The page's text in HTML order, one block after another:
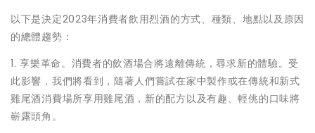
以下是決定2023年消費者飲用烈酒的方式、種類、地點以及原因
的總體趨勢：
1. 享樂革命。消費者的飲酒場合將遠離傳統，尋求新的體驗。受
此影響，我們將看到，隨著人們嘗試在家中製作或在傳統和新式
雞尾酒消費場所享用雞尾酒，新的配方以及有趣、輕佻的口味將
嶄露頭角。